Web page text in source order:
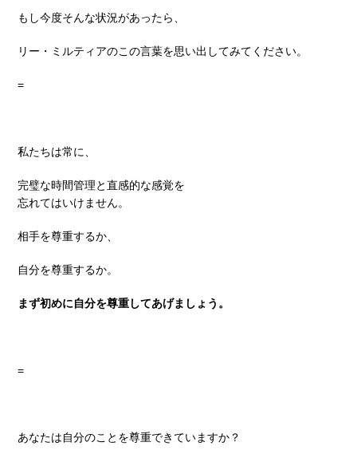
もし今度そんな状況があったら、
リー・ミルティアのこの言葉を思い出してみてください。
=
私たちは常に、
完璧な時間管理と直感的な感覚を
忘れてはいけません。
相手を尊重するか、
自分を尊重するか。
まず初めに自分を尊重してあげましょう。
=
あなたは自分のことを尊重できていますか？